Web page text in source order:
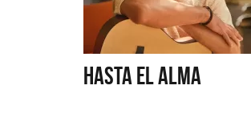
HASTA EL ALMA